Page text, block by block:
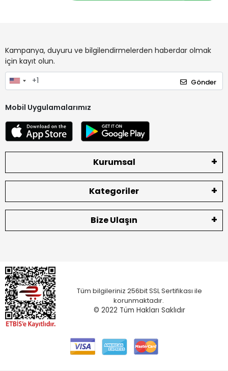
Kampanya, duyuru ve bilgilendirmelerden haberdar olmak
için kayıt olun.
Gönder
Mobil Uygulamalarımız
Kurumsal
Kategoriler
Bize Ulaşın
Tüm bilgileriniz 256bit SSL Sertifikası ile
korunmaktadır.
© 2022 Tüm Hakları Saklıdır